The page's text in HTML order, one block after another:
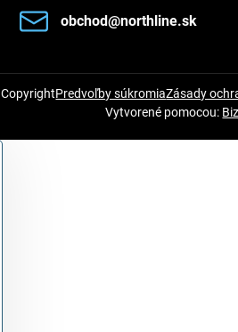
obchod​@northline​.sk
CopyrightPredvoľby súkromiaZásady
Vytvorené pomocou: